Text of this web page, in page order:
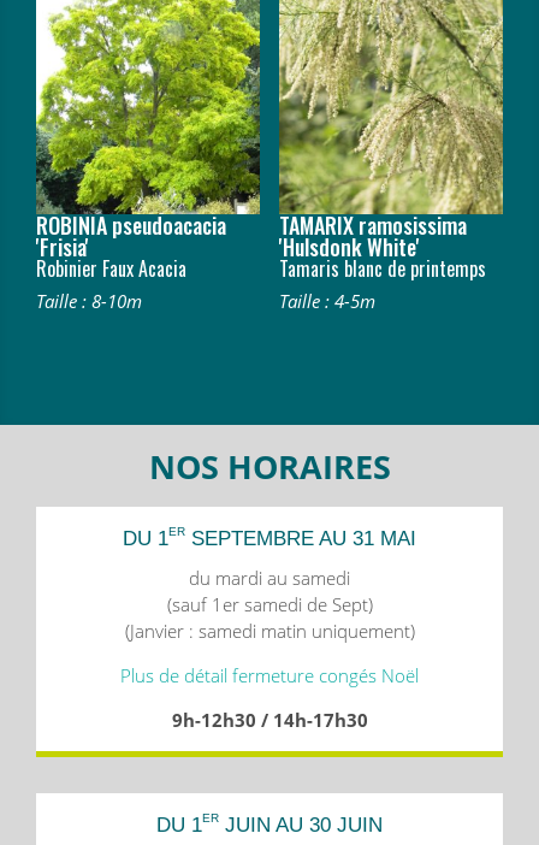
ROBINIA pseudoacacia
'Frisia'
Robinier Faux Acacia
Taille : 8-10m
TAMARIX ramosissima
'Hulsdonk White'
Tamaris blanc de printemps
Taille : 4-5m
NOS HORAIRES
DU 1ER SEPTEMBRE AU 31 MAI
du mardi au samedi
(sauf 1er samedi de Sept)
(Janvier : samedi matin uniquement)
Plus de détail fermeture congés Noël
9h-12h30 / 14h-17h30
DU 1ER JUIN AU 30 JUIN